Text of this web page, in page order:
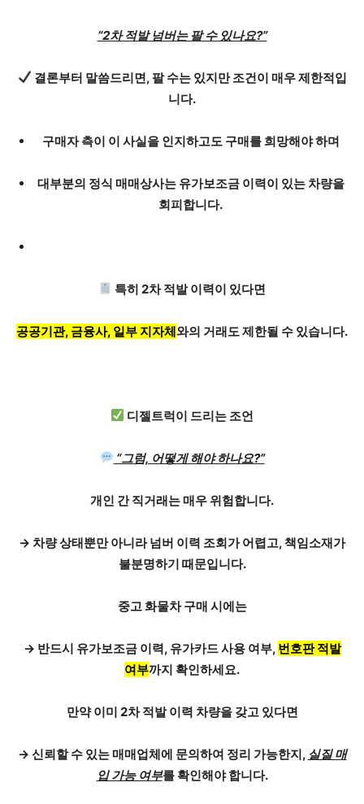
“2차 적발 넘버는 팔 수 있나요?”
결론부터 말씀드리면, 팔 수는 있지만 조건이 매우 제한적입
니다.
구매자 측이 이 사실을 인지하고도 구매를 희망해야 하며
대부분의 정식 매매상사는 유가보조금 이력이 있는 차량을
회피합니다.
특히 2차 적발 이력이 있다면
공공기관, 금융사, 일부 지자체와의 거래도 제한될 수 있습니다.
디젤트럭이 드리는 조언
“그럼, 어떻게 해야 하나요?”
개인 간 직거래는 매우 위험합니다.
→ 차량 상태뿐만 아니라넘버 이력 조회가 어렵고,책임소재가
불분명하기 때문입니다.
중고 화물차 구매 시에는
→ 반드시 유가보조금 이력, 유가카드 사용 여부, 번호판 적발
여부까지 확인하세요.
만약 이미 2차 적발 이력 차량을 갖고 있다면
→ 신뢰할 수 있는 매매업체에 문의하여 정리 가능한지, 실질 매
입 가능 여부를 확인해야 합니다.